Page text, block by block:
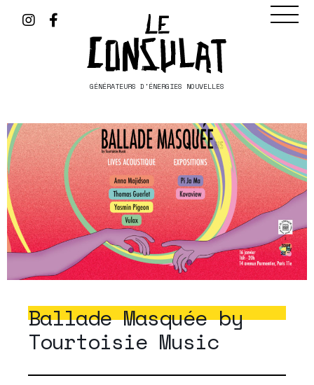
GÉNÉRATEURS D'ÉNERGIES NOUVELLES
Ballade Masquée by
Tourtoisie Music